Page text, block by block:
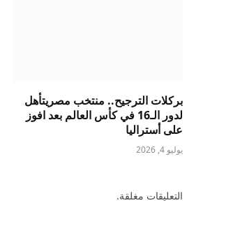
بركلات الترجيح.. منتخب مصريتأهل
لدور الـ16 في كأس العالم بعد افوز
على أستراليا
يوليو 4, 2026
التعليقات مغلقة.